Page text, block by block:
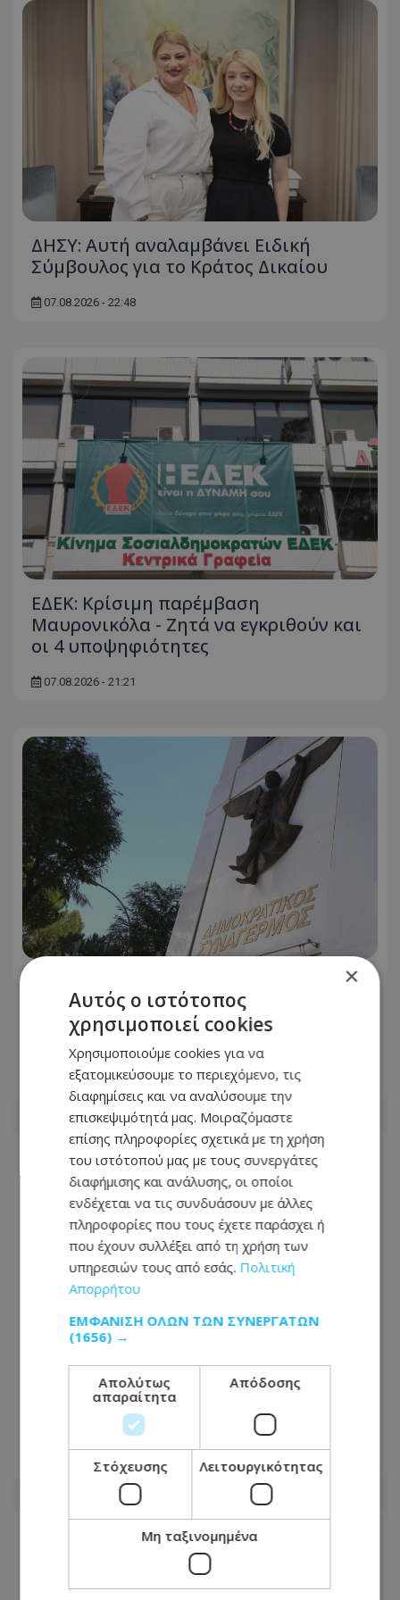
ΔΗΣΥ: Αυτή αναλαμβάνει Ειδική
Σύμβουλος για το Κράτος Δικαίου
07.08.2026 - 22:48
ΕΔΕΚ: Κρίσιμη παρέμβαση
Μαυρονικόλα - Ζητά να εγκριθούν και
οι 4 υποψηφιότητες
07.08.2026 - 21:21
Σκληρή επίθεση ΔΗΣΥ σε ΑΚΕΛ για την
ηλεκτρική διασύνδεση - «Έχει
αλλεργία στις στρατηγικές
συμμαχίες;»
07.08.2026 - 18:24
Κυπριακό: Τα «αγκάθια» που θα
κρίνουν τις εξελίξεις και οι διαφωνίες
πριν από την κρίσιμη συνάντηση
07.08.2026 - 17:41
×
Αυτός ο ιστότοπος
χρησιμοποιεί cookies
Χρησιμοποιούμε cookies για να
εξατομικεύσουμε το περιεχόμενο, τις
διαφημίσεις και να αναλύσουμε την
επισκεψιμότητά μας. Μοιραζόμαστε
επίσης πληροφορίες σχετικά με τη χρήση
του ιστότοπού μας με τους συνεργάτες
διαφήμισης και ανάλυσης, οι οποίοι
ενδέχεται να τις συνδυάσουν με άλλες
πληροφορίες που τους έχετε παράσχει ή
που έχουν συλλέξει από τη χρήση των
υπηρεσιών τους από εσάς. Πολιτική
Απορρήτου
ΕΜΦΆΝΙΣΗ ΌΛΩΝ ΤΩΝ ΣΥΝΕΡΓΑΤΏΝ
(1656) →
Απολύτως
απαραίτητα
Απόδοσης
Στόχευσης Λειτουργικότητας
Μη ταξινομημένα